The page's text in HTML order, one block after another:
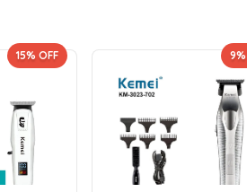
15% OFF 9